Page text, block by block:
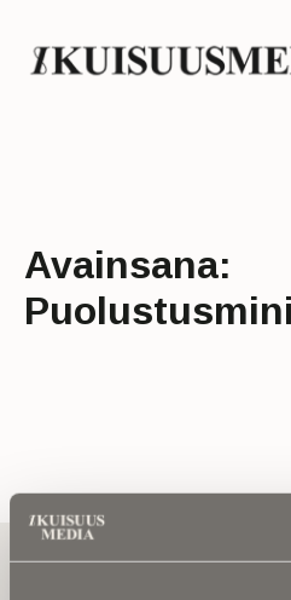
Avainsana:
Tilaa uutiskirje - Pääset